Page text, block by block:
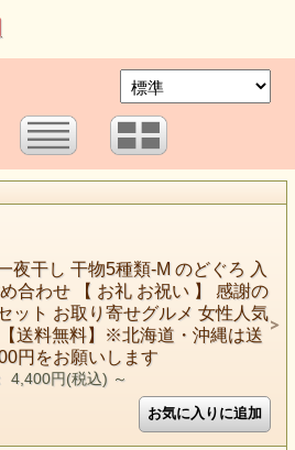
夜干し 干物5種類-M のどぐろ 入
合わせ 【 お礼 お祝い 】 感謝の
ット お取り寄せグルメ 女性人気
送料無料】※北海道・沖縄は送
円をお願いします
4,400円(税込) ～